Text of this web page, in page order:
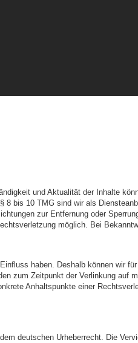
und Aktualität der Inhalte
bis 10 TMG sind wir als
zur Entfernung oder
möglich. Bei
haben. Deshalb können wir
zum Zeitpunkt der Verlinkung
Anhaltspunkte einer
deutschen Urheberrecht. Die